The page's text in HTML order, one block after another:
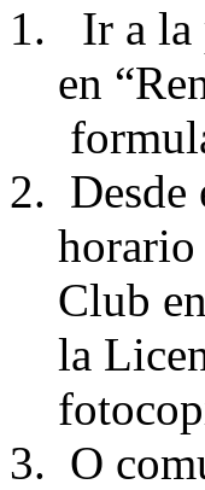
Ir a
en
Desde
horario
Club
la
O